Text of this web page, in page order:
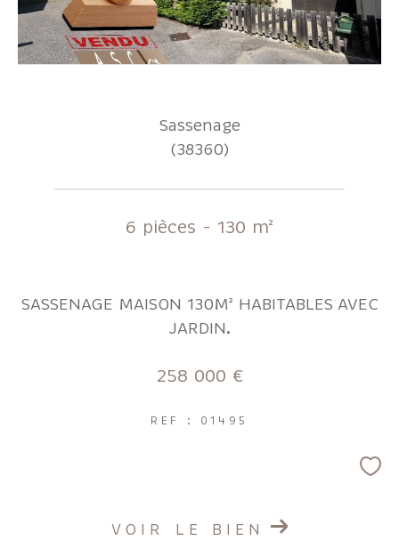
Sassenage
(38360)
6 pièces - 130 m²
SASSENAGE MAISON 130M² HABITABLES AVEC
JARDIN.
258 000 €
REF : 01495
VOIR LE BIEN